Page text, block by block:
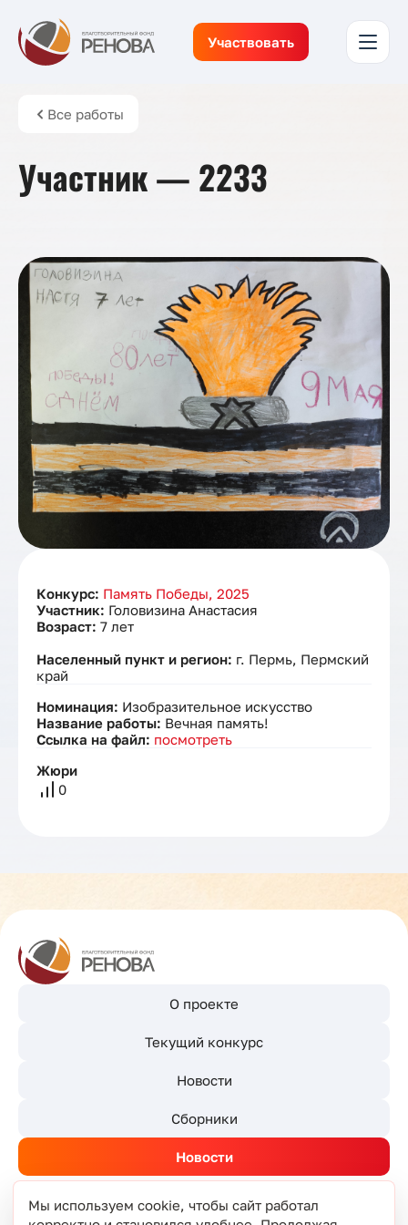
Участвовать
Все работы
Участник — 2233
Конкурс: Память Победы, 2025
Участник: Головизина Анастасия
Возраст: 7 лет
Населенный пункт и регион: г. Пермь, Пермский
край
Номинация: Изобразительное искусство
Название работы: Вечная память!
Ссылка на файл: посмотреть
Жюри
0
О проекте
Текущий конкурс
Новости
Сборники
Новости
Мы используем cookie, чтобы сайт работал